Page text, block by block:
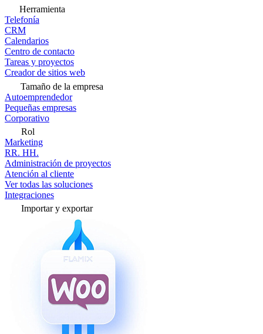
Herramienta
Telefonía
CRM
Calendarios
Centro de contacto
Tareas y proyectos
Creador de sitios web
Tamaño de la empresa
Autoemprendedor
Pequeñas empresas
Corporativo
Rol
Marketing
RR. HH.
Administración de proyectos
Atención al cliente
Ver todas las soluciones
Integraciones
Importar y exportar